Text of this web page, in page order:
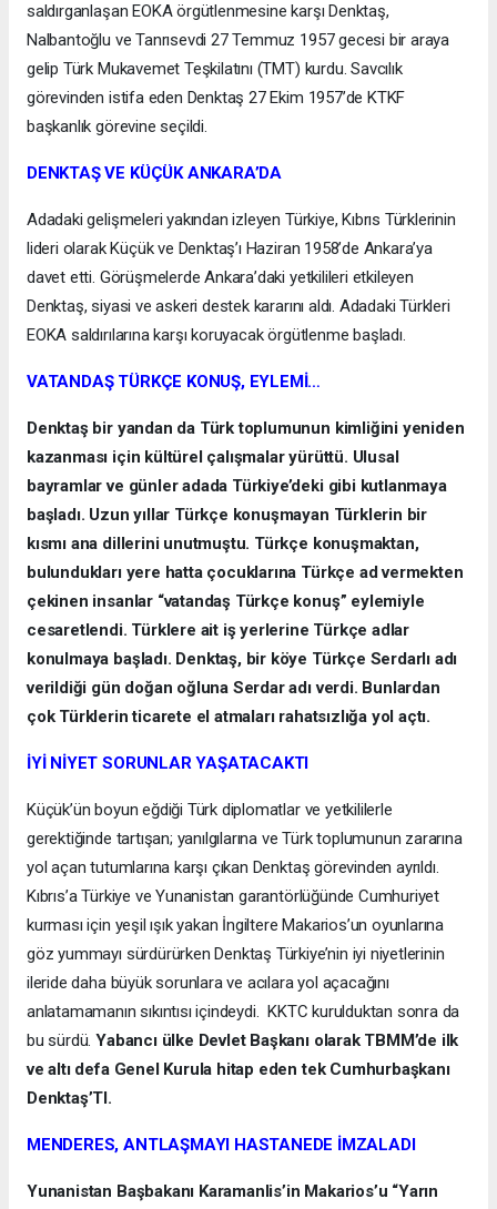
saldırganlaşan EOKA örgütlenmesine karşı Denktaş,
Nalbantoğlu ve Tanrısevdi 27 Temmuz 1957 gecesi bir araya
gelip Türk Mukavemet Teşkilatını (TMT) kurdu. Savcılık
görevinden istifa eden Denktaş 27 Ekim 1957’de KTKF
başkanlık görevine seçildi.
DENKTAŞ VE KÜÇÜK ANKARA’DA
Adadaki gelişmeleri yakından izleyen Türkiye, Kıbrıs Türklerinin
lideri olarak Küçük ve Denktaş’ı Haziran 1958’de Ankara’ya
davet etti. Görüşmelerde Ankara’daki yetkilileri etkileyen
Denktaş, siyasi ve askeri destek kararını aldı. Adadaki Türkleri
EOKA saldırılarına karşı koruyacak örgütlenme başladı.
VATANDAŞ TÜRKÇE KONUŞ, EYLEMİ…
Denktaş bir yandan da Türk toplumunun kimliğini yeniden
kazanması için kültürel çalışmalar yürüttü. Ulusal
bayramlar ve günler adada Türkiye’deki gibi kutlanmaya
başladı. Uzun yıllar Türkçe konuşmayan Türklerin bir
kısmı ana dillerini unutmuştu. Türkçe konuşmaktan,
bulundukları yere hatta çocuklarına Türkçe ad vermekten
çekinen insanlar “vatandaş Türkçe konuş” eylemiyle
cesaretlendi. Türklere ait iş yerlerine Türkçe adlar
konulmaya başladı. Denktaş, bir köye Türkçe Serdarlı adı
verildiği gün doğan oğluna Serdar adı verdi. Bunlardan
çok Türklerin ticarete el atmaları rahatsızlığa yol açtı.
İYİ NİYET SORUNLAR YAŞATACAKTI
Küçük’ün boyun eğdiği Türk diplomatlar ve yetkililerle
gerektiğinde tartışan; yanılgılarına ve Türk toplumunun zararına
yol açan tutumlarına karşı çıkan Denktaş görevinden ayrıldı.
Kıbrıs’a Türkiye ve Yunanistan garantörlüğünde Cumhuriyet
kurması için yeşil ışık yakan İngiltere Makarios’un oyunlarına
göz yummayı sürdürürken Denktaş Türkiye’nin iyi niyetlerinin
ileride daha büyük sorunlara ve acılara yol açacağını
anlatamamanın sıkıntısı içindeydi. KKTC kurulduktan sonra da
bu sürdü.Yabancı ülke Devlet Başkanı olarak TBMM’de ilk
ve altı defa Genel Kurula hitap eden tek Cumhurbaşkanı
Denktaş’TI.
MENDERES, ANTLAŞMAYI HASTANEDE İMZALADI
Yunanistan Başbakanı Karamanlis’in Makarios’u “Yarın